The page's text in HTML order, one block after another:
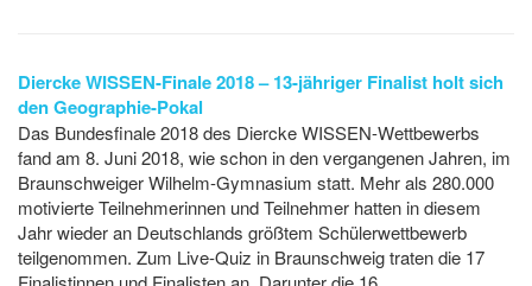
Diercke WISSEN-Finale 2018 – 13-jähriger Finalist holt sich
den Geographie-Pokal
Das Bundesfinale 2018 des Diercke WISSEN-Wettbewerbs
fand am 8. Juni 2018, wie schon in den vergangenen Jahren, im
Braunschweiger Wilhelm-Gymnasium statt. Mehr als 280.000
motivierte Teilnehmerinnen und Teilnehmer hatten in diesem
Jahr wieder an Deutschlands größtem Schülerwettbewerb
teilgenommen. Zum Live-Quiz in Braunschweig traten die 17